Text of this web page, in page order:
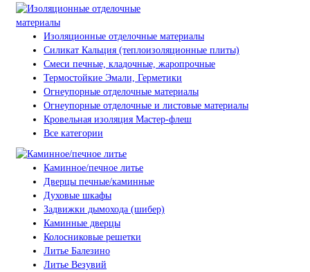
Изоляционные отделочные материалы
Силикат Кальция (теплоизоляционные плиты)
Смеси печные, кладочные, жаропрочные
Термостойкие Эмали, Герметики
Огнеупорные отделочные материалы
Огнеупорные отделочные и листовые материалы
Кровельная изоляция Мастер-флеш
Все категории
Каминное/печное литье
Дверцы печные/каминные
Духовые шкафы
Задвижки дымохода (шибер)
Каминные дверцы
Колосниковые решетки
Литье Балезино
Литье Везувий